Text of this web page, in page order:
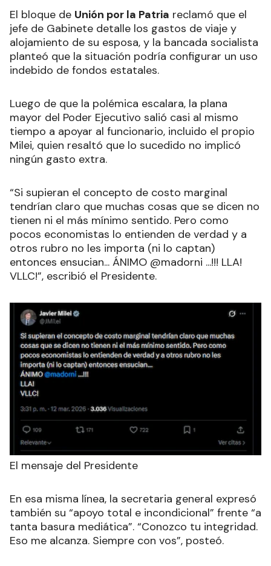
El bloque de Unión por la Patria reclamó que el
jefe de Gabinete detalle los gastos de viaje y
alojamiento de su esposa, y la bancada socialista
planteó que la situación podría configurar un uso
indebido de fondos estatales.
Luego de que la polémica escalara, la plana
mayor del Poder Ejecutivo salió casi al mismo
tiempo a apoyar al funcionario, incluido el propio
Milei, quien resaltó que lo sucedido no implicó
ningún gasto extra.
“Si supieran el concepto de costo marginal
tendrían claro que muchas cosas que se dicen no
tienen ni el más mínimo sentido. Pero como
pocos economistas lo entienden de verdad y a
otros rubro no les importa (ni lo captan)
entonces ensucian... ÁNIMO @madorni ...!!! LLA!
VLLC!”, escribió el Presidente.
El mensaje del Presidente
En esa misma línea, la secretaria general expresó
también su “apoyo total e incondicional” frente “a
tanta basura mediática”. “Conozco tu integridad.
Eso me alcanza. Siempre con vos”, posteó.